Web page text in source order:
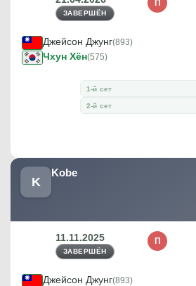
ЗАВЕРШЁН
П
Джейсон Джунг(893)
Чхун Хён(575)
1-й сет
2-й сет
K
Kobe
11.11.2025
ЗАВЕРШЁН
П
Джейсон Джунг(893)